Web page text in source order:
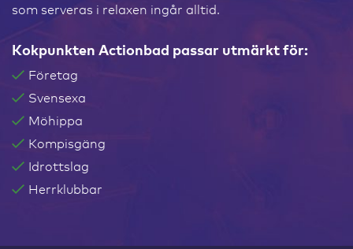
som serveras i relaxen ingår alltid.
Kokpunkten Actionbad passar utmärkt för:
Företag
Svensexa
Möhippa
Kompisgäng
Idrottslag
Herrklubbar